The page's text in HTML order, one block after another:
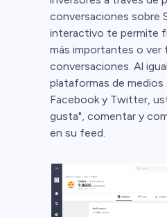
conversaciones sobre
interactivo te permite
más importantes o ver
conversaciones. Al
plataformas de
Facebook y Twitter,
gusta", comentar y
en su feed.